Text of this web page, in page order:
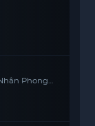
Phong